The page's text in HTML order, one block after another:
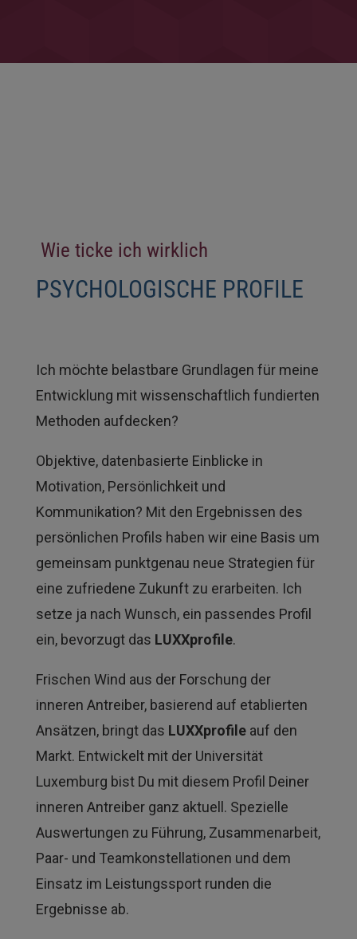
Wie ticke ich wirklich
PSYCHOLOGISCHE PROFILE
Ich möchte belastbare Grundlagen für meine
Entwicklung mit wissenschaftlich fundierten
Methoden aufdecken?
Objektive, datenbasierte Einblicke in
Motivation, Persönlichkeit und
Kommunikation? Mit den Ergebnissen des
persönlichen Profils haben wir eine Basis um
gemeinsam punktgenau neue Strategien für
eine zufriedene Zukunft zu erarbeiten. Ich
setze ja nach Wunsch, ein passendes Profil
ein, bevorzugt das LUXXprofile.
Frischen Wind aus der Forschung der
inneren Antreiber, basierend auf etablierten
Ansätzen, bringt das LUXXprofileauf den
Markt. Entwickelt mit der Universität
Luxemburg bist Du mit diesem Profil Deiner
inneren Antreiber ganz aktuell. Spezielle
Auswertungen zu Führung, Zusammenarbeit,
Paar- und Teamkonstellationen und dem
Einsatz im Leistungssport runden die
Ergebnisse ab.